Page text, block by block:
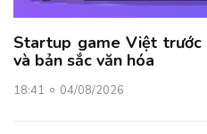
Startup game Việt trước
và bản sắc văn hóa
18:41 04/08/2026